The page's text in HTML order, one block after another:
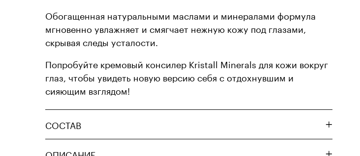
Обогащенная натуральными маслами и минералами формула
мгновенно увлажняет и смягчает нежную кожу под глазами,
скрывая следы усталости.
Попробуйте кремовый консилер Kristall Minerals для кожи вокруг
глаз, чтобы увидеть новую версию себя с отдохнувшим и
сияющим взглядом!
СОСТАВ